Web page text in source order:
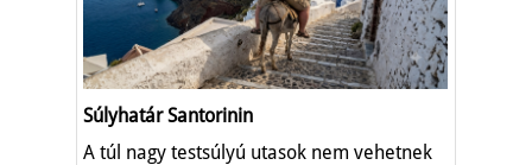
Súlyhatár Santorinin
A túl nagy testsúlyú utasok nem vehetnek